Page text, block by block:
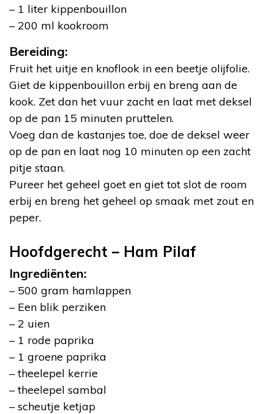
– 1 liter kippenbouillon
– 200 ml kookroom
Bereiding:
Fruit het uitje en knoflook in een beetje olijfolie.
Giet de kippenbouillon erbij en breng aan de
kook. Zet dan het vuur zacht en laat met deksel
op de pan 15 minuten pruttelen.
Voeg dan de kastanjes toe, doe de deksel weer
op de pan en laat nog 10 minuten op een zacht
pitje staan.
Pureer het geheel goet en giet tot slot de room
erbij en breng het geheel op smaak met zout en
peper.
Hoofdgerecht – Ham Pilaf
Ingrediënten:
– 500 gram hamlappen
– Een blik perziken
– 2 uien
– 1 rode paprika
– 1 groene paprika
– theelepel kerrie
– theelepel sambal
– scheutje ketjap